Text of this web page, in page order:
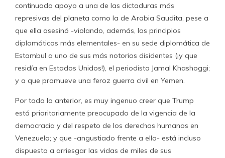
continuado apoyo a una de las dictaduras más
represivas del planeta como la de Arabia Saudita, pese a
que ella asesinó -violando, además, los principios
diplomáticos más elementales- en su sede diplomática de
Estambul a uno de sus más notorios disidentes (¡y que
residía en Estados Unidos!), el periodista Jamal Khashoggi;
y a que promueve una feroz guerra civil en Yemen.
Por todo lo anterior, es muy ingenuo creer que Trump
está prioritariamente preocupado de la vigencia de la
democracia y del respeto de los derechos humanos en
Venezuela; y que -angustiado frente a ello- está incluso
dispuesto a arriesgar las vidas de miles de sus